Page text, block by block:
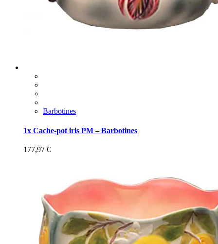
Barbotines
1x Cache-pot iris PM – Barbotines
177,97 €